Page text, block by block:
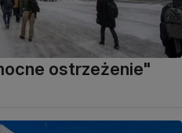
ostrzeżenie"